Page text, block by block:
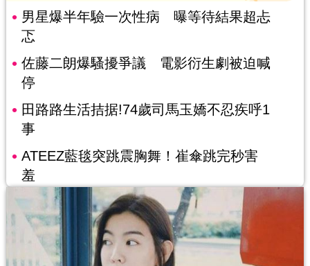
男星爆半年驗一次性病 曝等待結果超忐
忑
佐藤二朗爆騷擾爭議 電影衍生劇被迫喊
停
田路路生活拮据!74歲司馬玉嬌不忍疾呼1
事
ATEEZ藍毯突跳震胸舞！崔傘跳完秒害
羞